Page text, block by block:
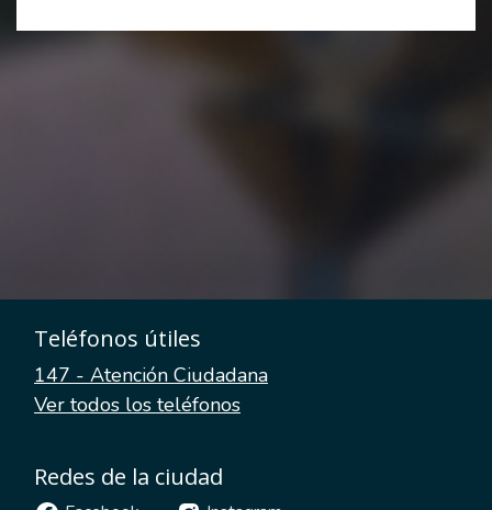
Teléfonos útiles
147 - Atención Ciudadana
Ver todos los teléfonos
Redes de la ciudad